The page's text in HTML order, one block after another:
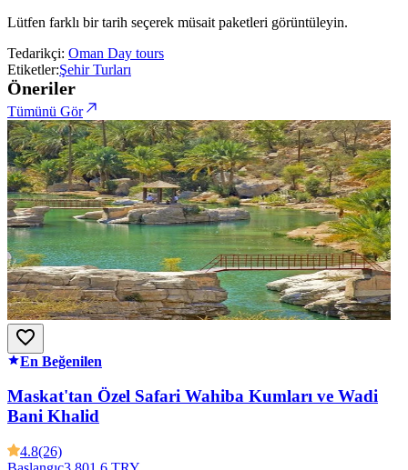
Lütfen farklı bir tarih seçerek müsait paketleri görüntüleyin.
Tedarikçi: Oman Day tours
Etiketler:Şehir Turları
Öneriler
Tümünü Gör
En Beğenilen
Maskat'tan Özel Safari Wahiba Kumları ve Wadi
Bani Khalid
4.8(26)